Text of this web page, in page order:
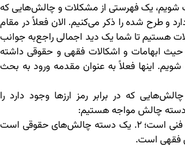
شویم، یک فهرستی از مشکلات و چالش‌هایی که
دارد و طرح شده را ذکر می‌کنیم. الان فعلاً در مقام
هستیم تا شما یک دید اجمالی راجع‌به جوانب
ابهامات و اشکالات فقهی و حقوقی داشته
اینها فعلاً به عنوان مقدمه ورود به بحث
که در برابر رمز ارزها وجود دارد را
دسته چالش مواجه هستیم:
۱. یک دسته چالش‌های فنی است؛ ۲. یک دسته چالش‌های حقوقی است